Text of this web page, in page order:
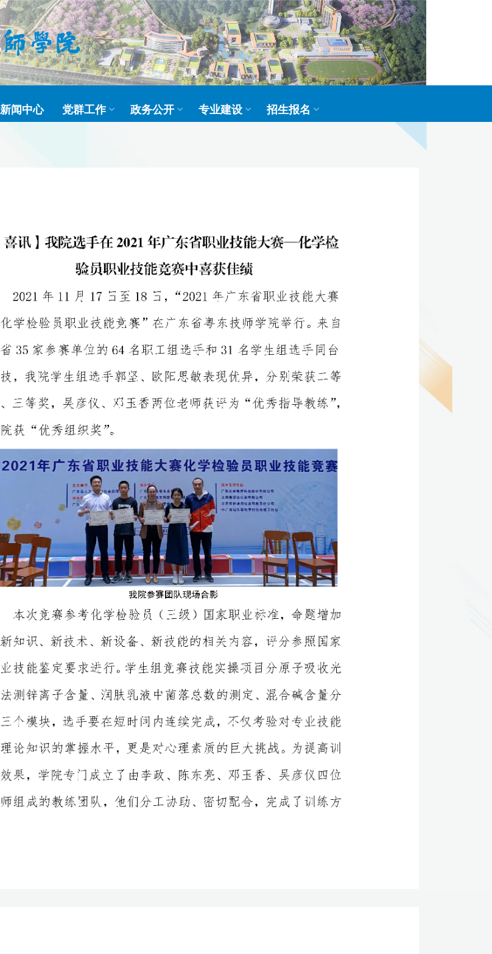
新闻中心 党群工作 政务公开 专业建设 招生报名